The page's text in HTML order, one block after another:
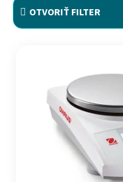
OTVORIŤ FILTER